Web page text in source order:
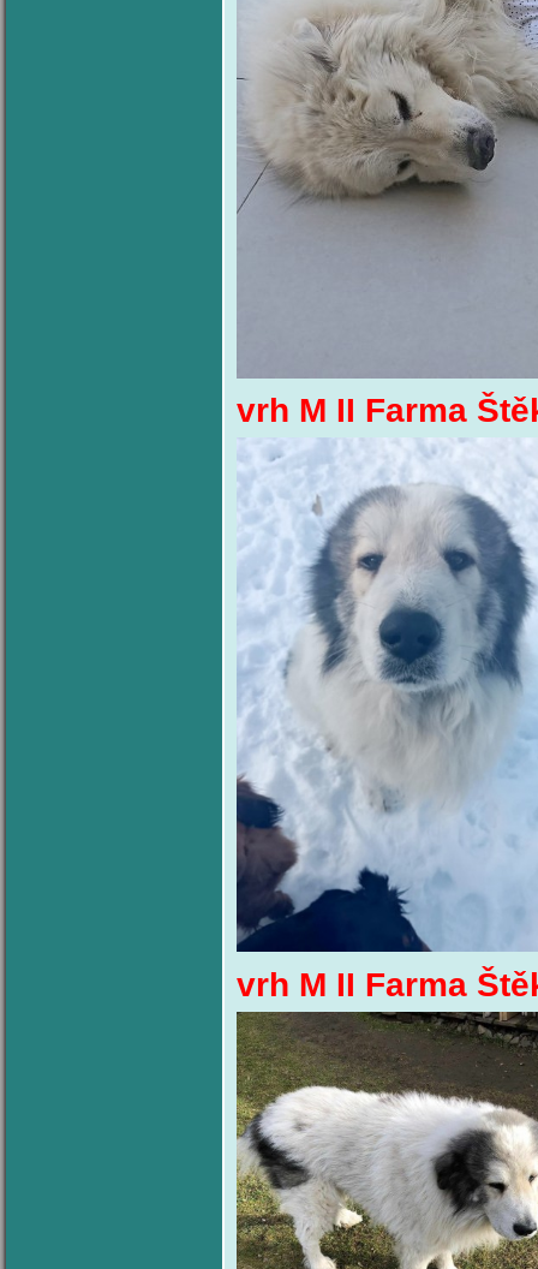
vrh M II Farma
vrh M II Farma